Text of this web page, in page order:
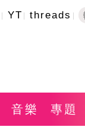
YT threads
音樂 專題